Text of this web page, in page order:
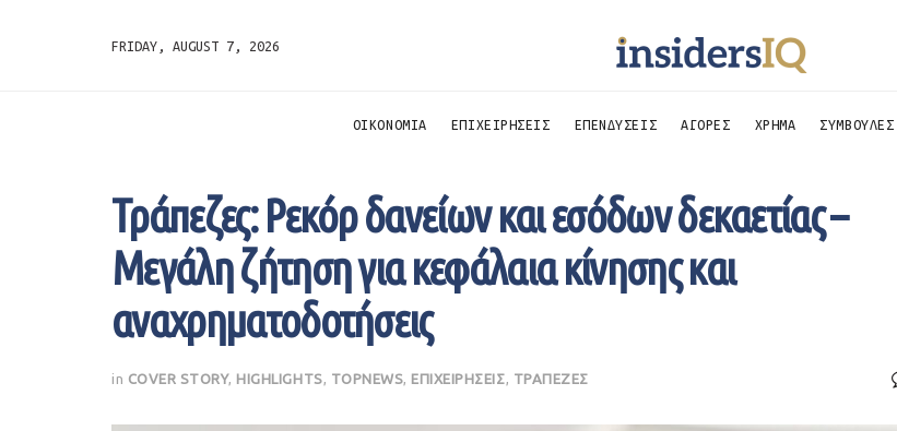
FRIDAY, AUGUST 7, 2026
ΟΙΚΟΝΟΜΙΑ ΕΠΙΧΕΙΡΗΣΕΙΣ ΕΠΕΝΔΥΣΕΙΣ ΑΓΟΡΕΣ ΧΡΗΜΑ ΣΥΜΒΟΥΛΕΣ
Τράπεζες: Ρεκόρ δανείων και εσόδων δεκαετίας –
Μεγάλη ζήτηση για κεφάλαια κίνησης και
αναχρηματοδοτήσεις
in COVER STORY, HIGHLIGHTS TOPNEWS ΕΠΙΧΕΙΡΗΣΕΙΣ ΤΡΑΠΕΖΕΣ